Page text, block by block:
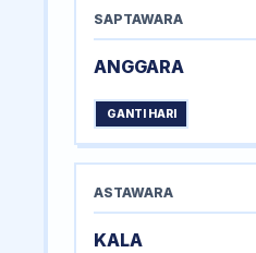
SAPTAWARA
ANGGARA
GANTI HARI
ASTAWARA
KALA